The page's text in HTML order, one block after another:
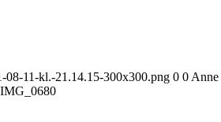
11-kl.-21.14.15-300x300.png 0 0 Anne
IMG_0680